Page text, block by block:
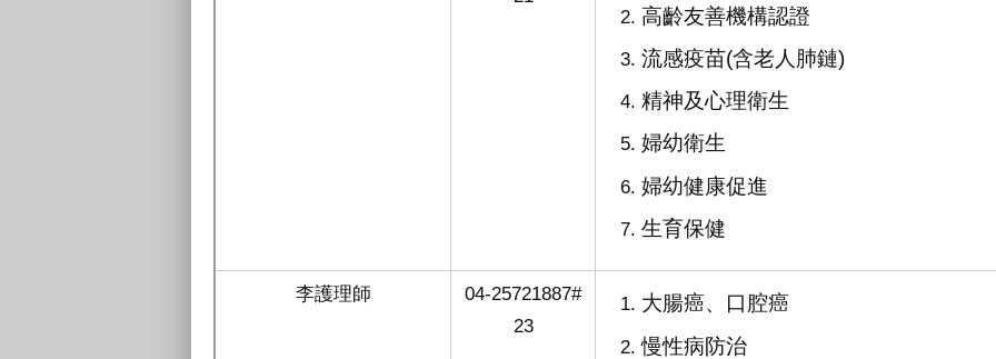
高齡友善機構認證
流感疫苗(含老人肺鏈)
精神及心理衛生
婦幼衛生
婦幼健康促進
生育保健
李護理師
04-25721887#
23
大腸癌、口腔癌
慢性病防治